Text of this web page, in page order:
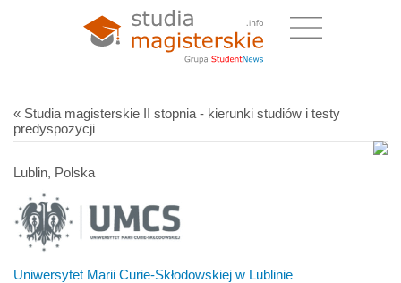
« Studia magisterskie II stopnia - kierunki studiów i testy
predyspozycji
Lublin, Polska
Uniwersytet Marii Curie-Skłodowskiej w Lublinie